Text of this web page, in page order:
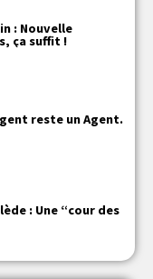
: Nouvelle
ça suffit !
reste un Agent.
: Une “cour des